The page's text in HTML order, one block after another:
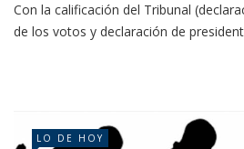
Con la calificación del Tribunal
de los votos y declaración de
LO DE HOY